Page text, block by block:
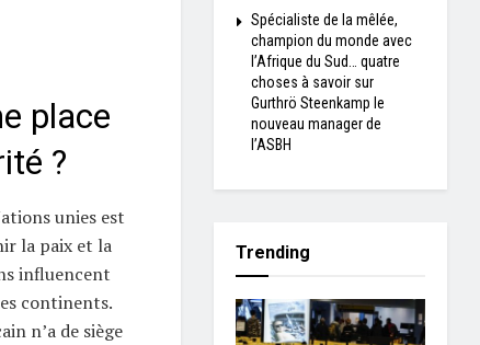
place
?
unies est
la paix et la
influencent
continents.
n’a de siège
Spécialiste de la mêlée,
champion du monde avec
l’Afrique du Sud… quatre
choses à savoir sur
Gurthrö Steenkamp le
nouveau manager de
l’ASBH
Trending